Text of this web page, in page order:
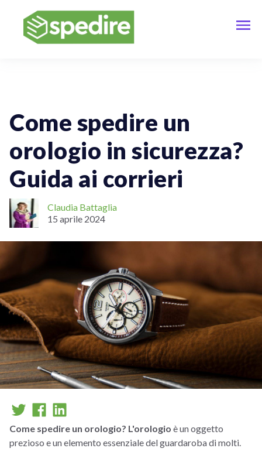
Come spedire un
orologio in sicurezza?
Guida ai corrieri
Claudia Battaglia
15 aprile 2024
Come spedire un orologio? L'orologio è un oggetto
prezioso e un elemento essenziale del guardaroba di molti.